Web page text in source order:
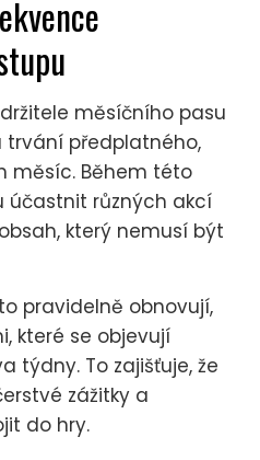
měsíčního pasu
trvání předplatného,
měsíc. Během této
účastnit různých akcí
který nemusí být
pravidelně obnovují,
které se objevují
týdny. To zajišťuje, že
zážitky a
do hry.